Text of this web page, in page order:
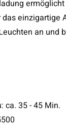
einzigartige
an
ca. 35 - 45 Min.